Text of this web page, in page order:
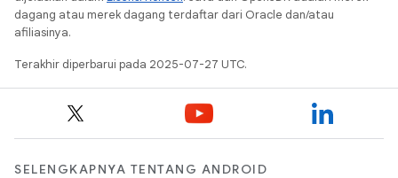
dagang atau merek dagang terdaftar dari Oracle dan/atau
afiliasinya.
Terakhir diperbarui pada 2025-07-27 UTC.
SELENGKAPNYA TENTANG ANDROID